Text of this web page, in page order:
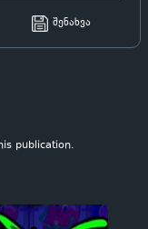
შენახვა
publication.